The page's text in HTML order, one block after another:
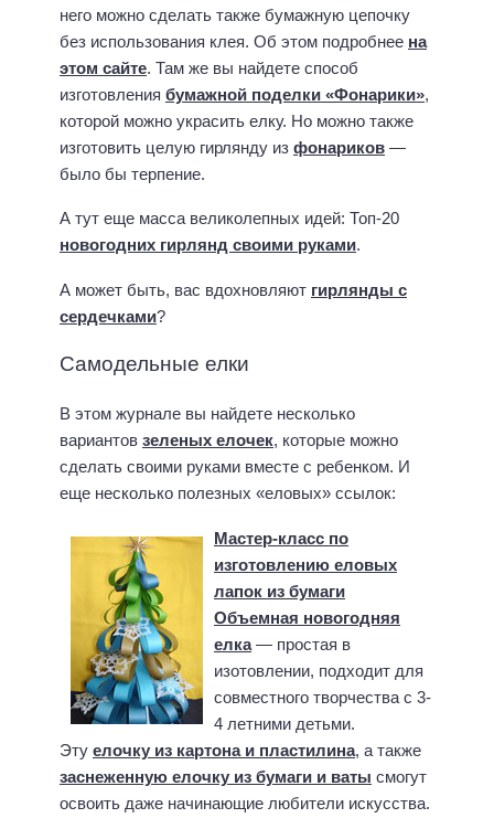
него можно сделать также бумажную цепочку
без использования клея. Об этом подробнее на
этом сайте. Там же вы найдете способ
изготовления бумажной поделки «Фонарики»,
которой можно украсить елку. Но можно также
изготовить целую гирлянду из фонариков —
было бы терпение.
А тут еще масса великолепных идей: Топ-20
новогодних гирлянд своими руками.
А может быть, вас вдохновляют гирлянды с
сердечками?
Самодельные елки
В этом журнале вы найдете несколько
вариантов зеленых елочек, которые можно
сделать своими руками вместе с ребенком. И
еще несколько полезных «еловых» ссылок:
Мастер-класс по
изготовлению еловых
лапок из бумаги
Объемная новогодняя
елка— простая в
изотовлении, подходит для
совместного творчества с 3-
4 летними детьми.
Эту елочку из картона и пластилина, а также
заснеженную елочку из бумаги и ваты смогут
освоить даже начинающие любители искусства.